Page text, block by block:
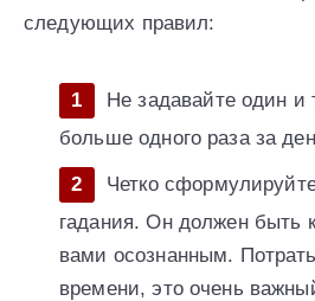
следующих правил:
Не задавайте один и
больше одного раза за
Четко
гадания. Он должен быть
вами осознанным.
времени, это очень